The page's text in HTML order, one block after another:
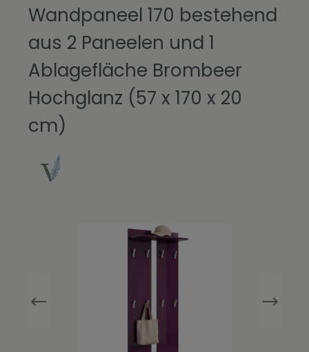
Wandpaneel 170 bestehend
aus 2 Paneelen und 1
Ablagefläche Brombeer
Hochglanz (57 x 170 x 20
cm)
Bildergalerie überspringen